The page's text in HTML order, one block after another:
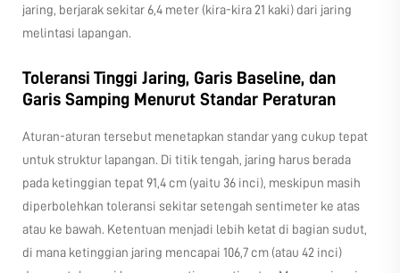
jaring, berjarak sekitar 6,4 meter (kira-kira 21 kaki) dari jaring
melintasi lapangan.
Toleransi Tinggi Jaring, Garis Baseline, dan
Garis Samping Menurut Standar Peraturan
Aturan-aturan tersebut menetapkan standar yang cukup tepat
untuk struktur lapangan. Di titik tengah, jaring harus berada
pada ketinggian tepat 91,4 cm (yaitu 36 inci), meskipun masih
diperbolehkan toleransi sekitar setengah sentimeter ke atas
atau ke bawah. Ketentuan menjadi lebih ketat di bagian sudut,
di mana ketinggian jaring mencapai 106,7 cm (atau 42 inci)